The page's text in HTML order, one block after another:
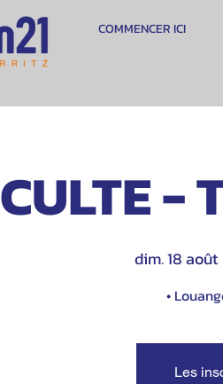
COMMENCER ICI
CULTE -
dim. 18 août
•
Les